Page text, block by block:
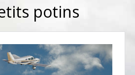
potins